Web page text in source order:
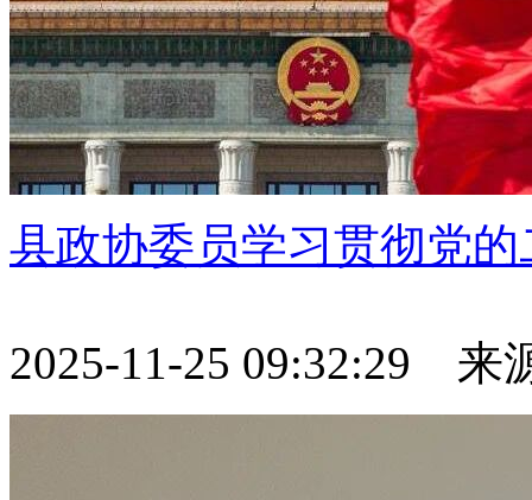
县政协委员学习贯彻党
2025-11-25 09:32:29 来